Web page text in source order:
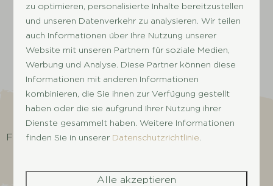
Sport- und Spieleinrichtungen
Werfen Sie einen Blick auf alle Einrichtungen
Für weitere Bilder wischen →
zu optimieren, personalisierte Inhalte bereitzustellen
und unseren Datenverkehr zu analysieren. Wir teilen
auch Informationen über Ihre Nutzung unserer
Website mit unseren Partnern für soziale Medien,
Werbung und Analyse. Diese Partner können diese
Informationen mit anderen Informationen
kombinieren, die Sie ihnen zur Verfügung gestellt
haben oder die sie aufgrund Ihrer Nutzung ihrer
Dienste gesammelt haben. Weitere Informationen
finden Sie in unserer Datenschutzrichtlinie
Alle akzeptieren